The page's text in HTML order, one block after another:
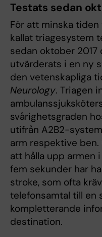
Testats sedan
För att minska
kallat triagesystem
sedan oktober
utvärderats i en ny
den vetenskapliga
Neurology. Triagen
svårighetsgraden
utifrån A2B2-
arm respektive
att hålla upp armen
fem sekunder har
stroke, som ofta
telefonsamtal till en
kompletterande
destination.